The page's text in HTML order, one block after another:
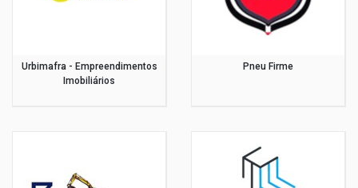
Urbimafra - Empreendimentos
Imobiliários
Pneu Firme